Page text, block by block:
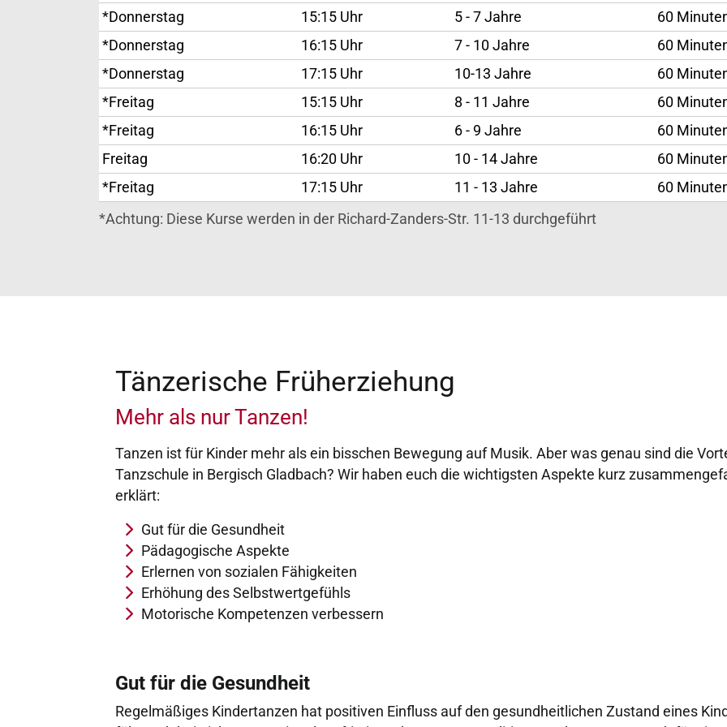
*Achtung: Diese Kurse werden in der Richard-Zanders-Str. 11-13 durchgeführt
*Donnerstag
15:15 Uhr 5 - 7 Jahre
60
*Donnerstag
16:15 Uhr 7 - 10 Jahre
60
*Donnerstag
17:15 Uhr 10-13 Jahre
60
*Freitag
15:15 Uhr 8 - 11 Jahre
60
*Freitag
16:15 Uhr 6 - 9 Jahre
60
Freitag
16:20 Uhr 10 - 14 Jahre 60
*Freitag
17:15 Uhr 11 - 13 Jahre 60
Tänzerische Früherziehung
Mehr als nur Tanzen!
Tanzen ist für Kinder mehr als ein bisschen Bewegung auf Musik. Aber was genau sind die
Tanzschule in Bergisch Gladbach? Wir haben euch die wichtigsten Aspekte kurz
erklärt:
Gut für die Gesundheit
Pädagogische Aspekte
Erlernen von sozialen Fähigkeiten
Erhöhung des Selbstwertgefühls
Motorische Kompetenzen verbessern
Gut für die Gesundheit
Regelmäßiges Kindertanzen hat positiven Einfluss auf den gesundheitlichen Zustand eines